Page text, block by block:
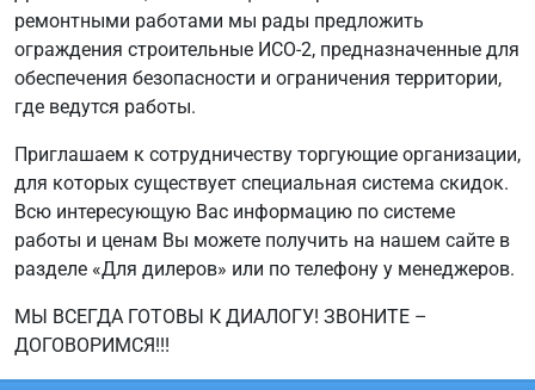
ремонтными работами мы рады предложить
ограждения строительные ИСО-2, предназначенные для
обеспечения безопасности и ограничения территории,
где ведутся работы.
Приглашаем к сотрудничеству торгующие организации,
для которых существует специальная система скидок.
Всю интересующую Вас информацию по системе
работы и ценам Вы можете получить на нашем сайте в
разделе «Для дилеров» или по телефону у менеджеров.
МЫ ВСЕГДА ГОТОВЫ К ДИАЛОГУ! ЗВОНИТЕ –
ДОГОВОРИМСЯ!!!